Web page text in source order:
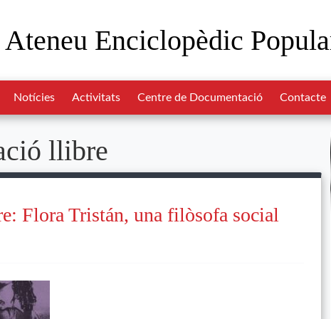
Ateneu Enciclopèdic
Notícies Activitats Centre de Documentació Contacte
llibre
Flora Tristán, una filòsofa social